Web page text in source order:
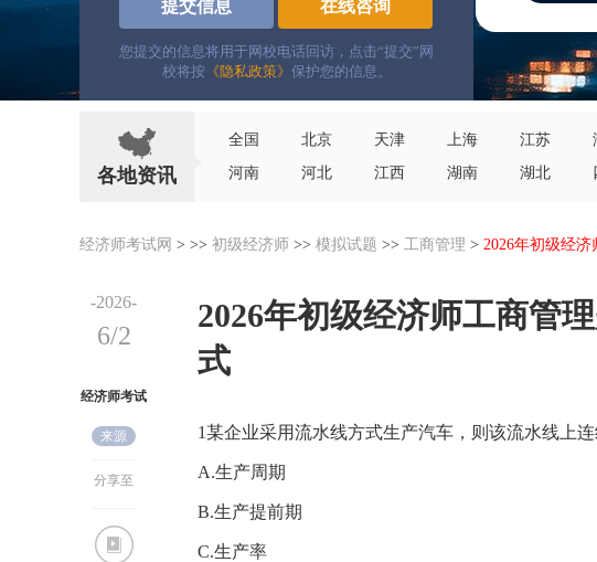
提交信息 在线咨询
您提交的信息将用于网校电话回访，点击“提交”网
校将按 《隐私政策》 保护您的信息。
各地资讯
全国 北京 天津 上海 江苏
河南
河北 江西 湖南 湖北
经济师考试网 > >> 初级经济师 >> 模拟试题 >> 工商管理 > 2026年初级经
-2026-
6/2
经济师考试
网
来源
分享至
2026年初级经济师工商管
式
1某企业采用流水线方式生产汽车，则该流水线上
A.生产周期
B.生产提前期
C.生产率